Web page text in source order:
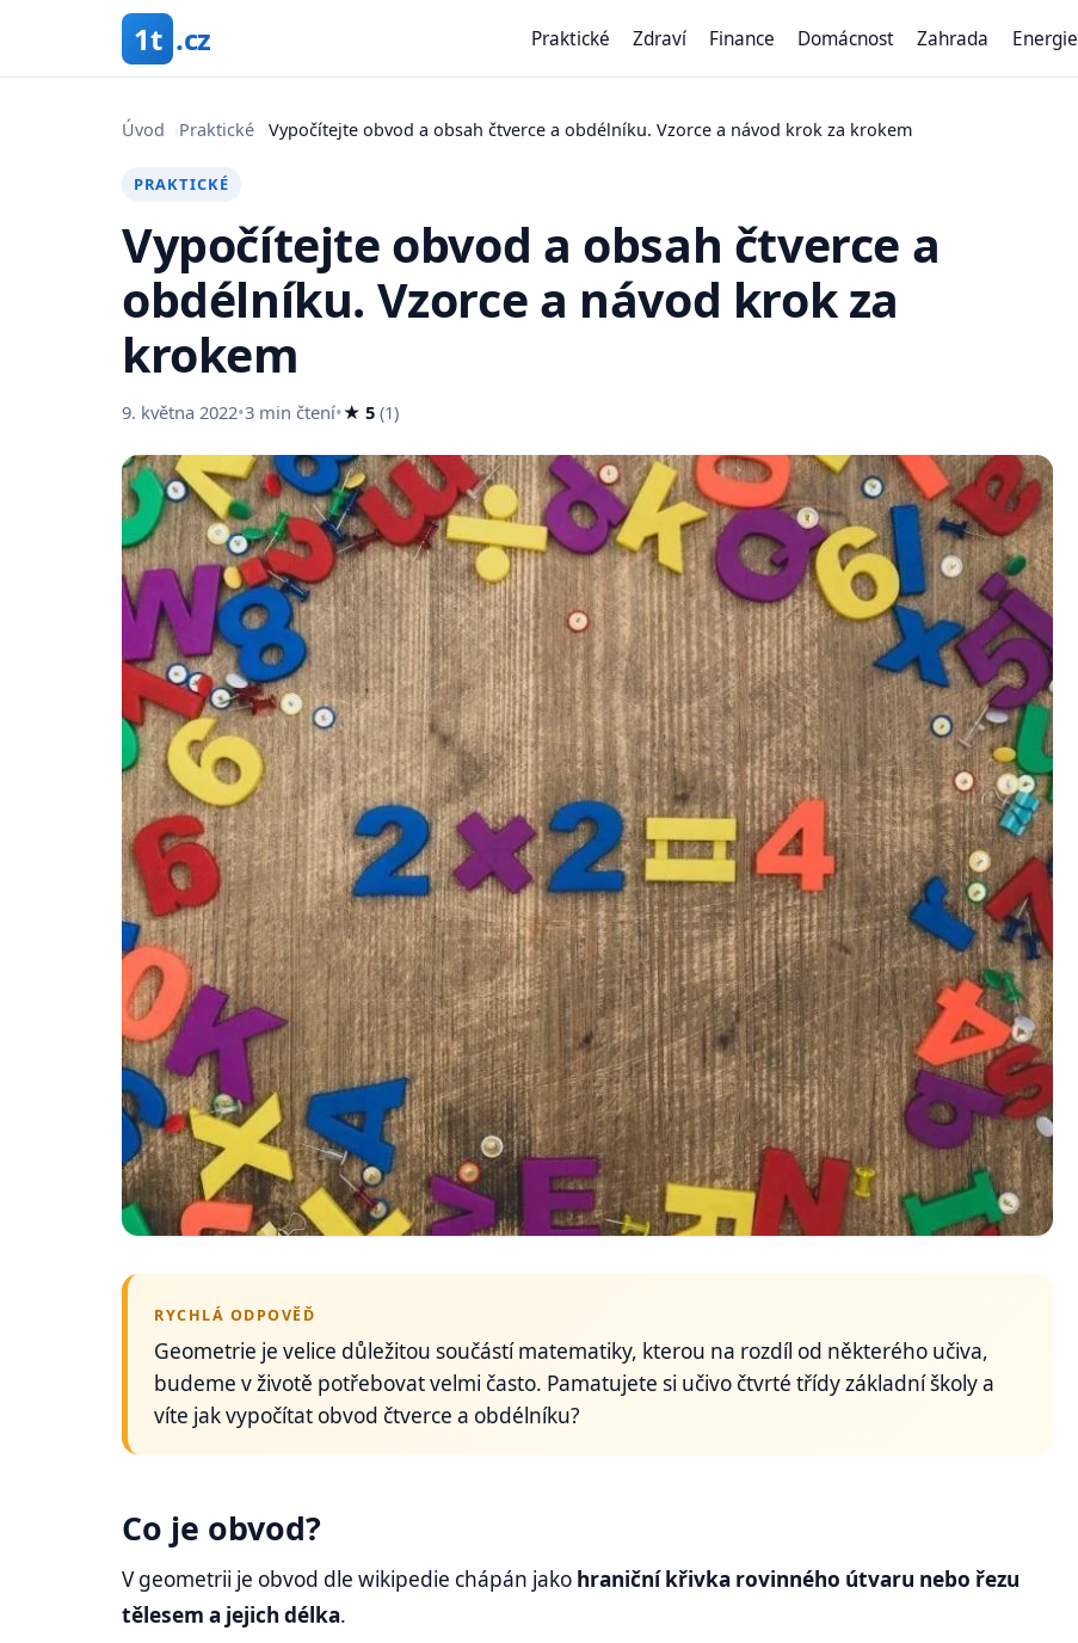
1t .cz Praktické Zdraví Finance Domácnost Zahrada Energie
Úvod ›Praktické ›Vypočítejte obvod a obsah čtverce a obdélníku. Vzorce a návod krok za krokem
PRAKTICKÉ
Vypočítejte obvod a obsah čtverce a
obdélníku. Vzorce a návod krok za
krokem
9. května 2022•3 min čtení•★ 5 (1)
RYCHLÁ ODPOVĚĎ
Geometrie je velice důležitou součástí matematiky, kterou na rozdíl od některého učiva,
budeme v životě potřebovat velmi často. Pamatujete si učivo čtvrté třídy základní školy a
víte jak vypočítat obvod čtverce a obdélníku?
Co je obvod?
V geometrii je obvod dle wikipedie chápán jako hraniční křivka rovinného útvaru nebo řezu
tělesem a jejich délka.